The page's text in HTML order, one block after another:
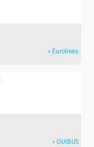
» Eurolines
» OUIBUS